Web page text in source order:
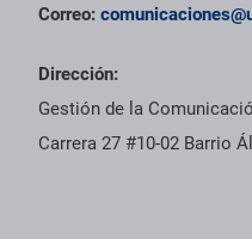
Correo:
Dirección:
Gestión de la
Carrera 27 #10-02 Barrio